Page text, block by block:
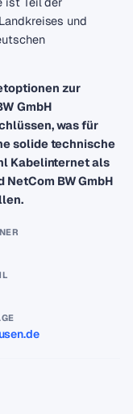
und
zur
GmbH
was für
solide technische
Kabelinternet als
NetCom BW GmbH